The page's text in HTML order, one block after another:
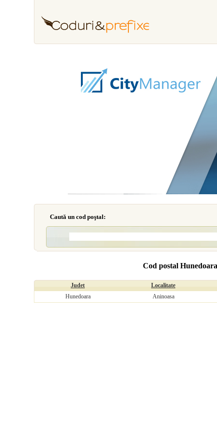
Caută un cod poştal:
Cod postal
Judet
Localitate
Hunedoara
Aninoasa